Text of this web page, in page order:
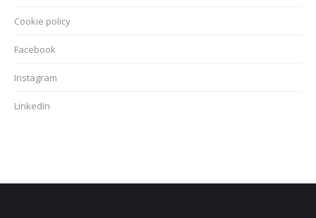
Cookie policy
Facebook
Instagram
LinkedIn